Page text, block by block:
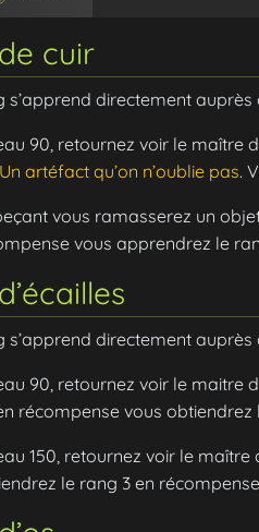
cuir
s’apprend directement
90, retournez voir le maître
Un artéfact qu’on n’oublie pas.
vous ramasserez un
vous apprendrez le
s’apprend directement
90, retournez voir le maitre
en récompense vous obtiendrez
150, retournez voir le
le rang 3 en